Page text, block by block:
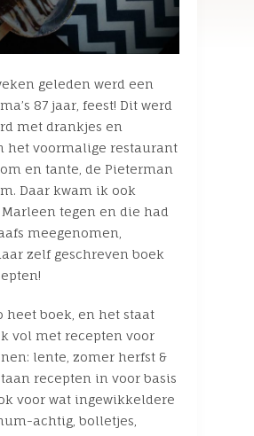
geleden werd een
87 jaar, feest! Dit werd
met drankjes en
het voormalige restaurant
en tante, de Pieterman
Daar kwam ik ook
tegen en die had
meegenomen,
zelf geschreven boek
heet boek, en het staat
vol met recepten voor
lente, zomer herfst &
recepten in voor basis
voor wat ingewikkeldere
achtig, bolletjes,